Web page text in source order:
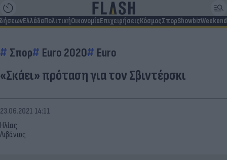
ΕλλάδαΠολιτικήΟικονομίαΕπιχειρήσειςΚόσμοςΣπορShowbizWeekend
Σπορ Euro 2020 Euro
«Σκάει» πρόταση για τον Σβιντέρσκι
Ηλίας
Λιβάνιος
23.06.2021 14:11